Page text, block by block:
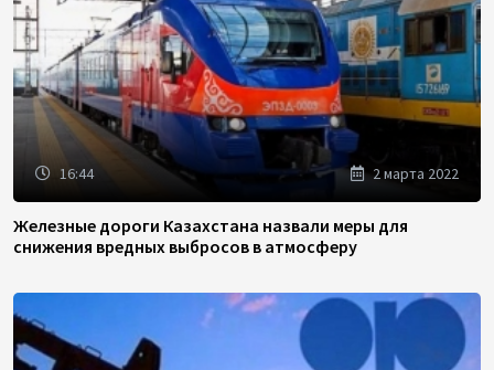
16:44 2 марта 2022
Железные дороги Казахстана назвали меры для
снижения вредных выбросов в атмосферу